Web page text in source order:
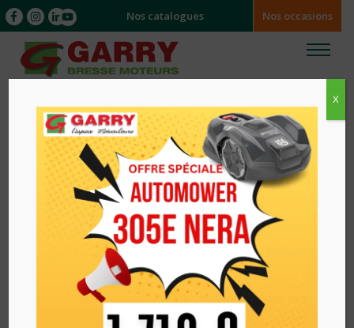
Nos catalogues Nos occasions
/ AUTOPORTEE THERMIQUE VLT86SH
VERTS LOISIRS
X